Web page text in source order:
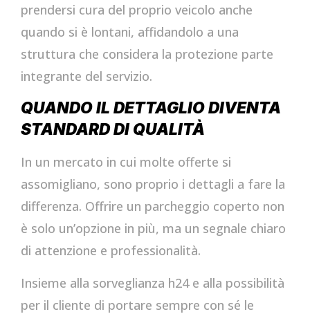
prendersi cura del proprio veicolo anche
quando si è lontani, affidandolo a una
struttura che considera la protezione parte
integrante del servizio.
QUANDO IL DETTAGLIO DIVENTA
STANDARD DI QUALITÀ
In un mercato in cui molte offerte si
assomigliano, sono proprio i dettagli a fare la
differenza. Offrire un parcheggio coperto non
è solo un’opzione in più, ma un segnale chiaro
di attenzione e professionalità.
Insieme alla sorveglianza h24 e alla possibilità
per il cliente di portare sempre con sé le